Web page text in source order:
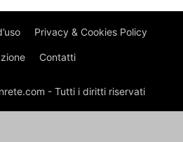
Privacy & Cookies Policy
Contatti
- Tutti i diritti riservati